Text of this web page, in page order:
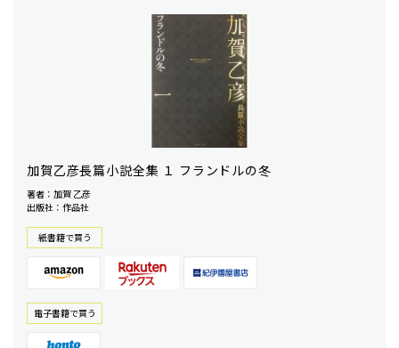
加賀乙彦長篇小説全集 １ フランドルの冬
著者：加賀 乙彦
出版社：作品社
紙書籍で買う
電⼦書籍で買う